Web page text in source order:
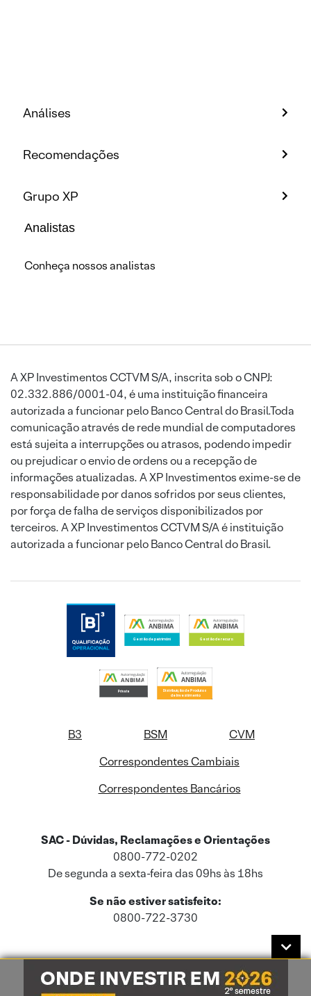
Análises
Recomendações
Grupo XP
Analistas
Conheça nossos analistas
A XP Investimentos CCTVM S/A, inscrita sob o CNPJ:
02.332.886/0001-04, é uma instituição financeira
autorizada a funcionar pelo Banco Central do Brasil.Toda
comunicação através de rede mundial de computadores
está sujeita a interrupções ou atrasos, podendo impedir
ou prejudicar o envio de ordens ou a recepção de
informações atualizadas. A XP Investimentos exime-se de
responsabilidade por danos sofridos por seus clientes,
por força de falha de serviços disponibilizados por
terceiros. A XP Investimentos CCTVM S/A é instituição
autorizada a funcionar pelo Banco Central do Brasil.
B3 BSM
CVM
Correspondentes Cambiais
Correspondentes Bancários
SAC - Dúvidas, Reclamações e Orientações
0800-772-0202
De segunda a sexta-feira das 09hs às 18hs
Se não estiver satisfeito:
0800-722-3730
Este site usa cookies e dados pessoais de acordo com a nossaPolítica de
Cookies
e a nossaPolítica de Privacidade.